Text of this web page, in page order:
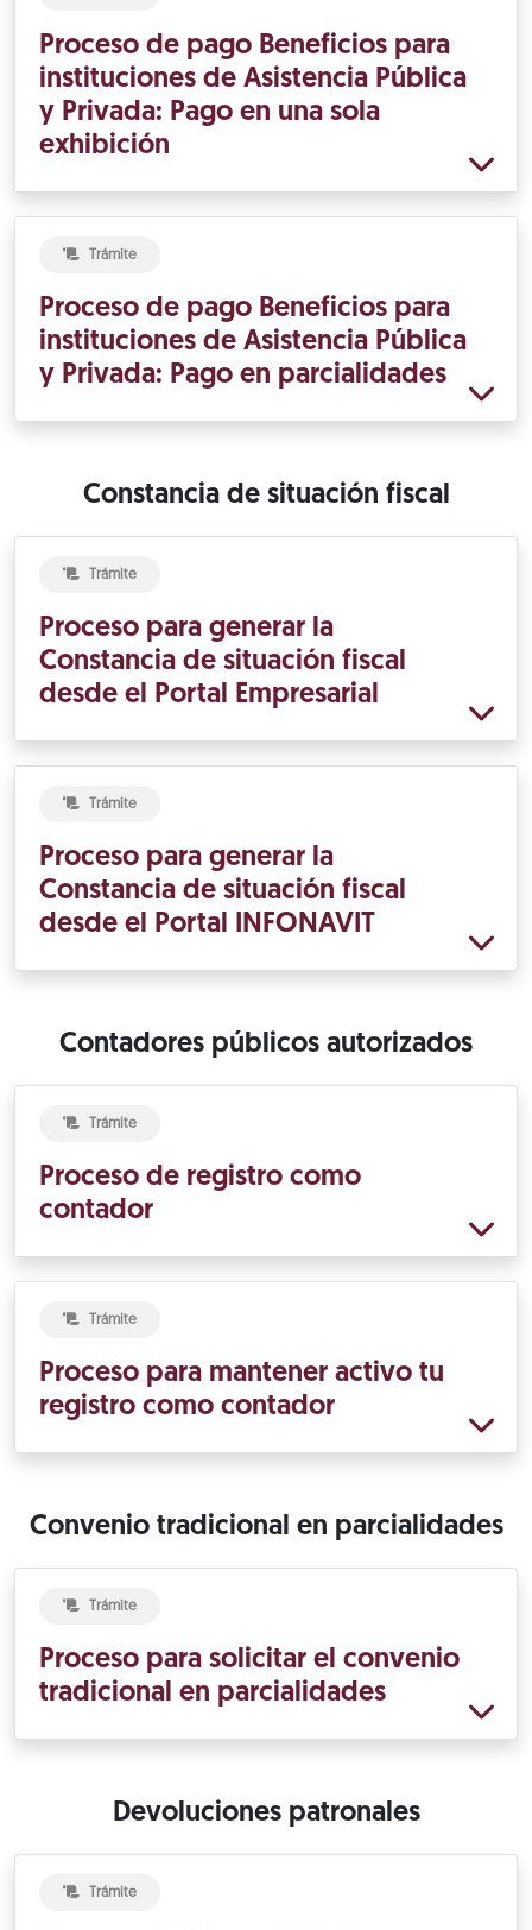
Proceso de pago Beneficios para
instituciones de Asistencia Pública
y Privada: Pago en una sola
exhibición
Trámite
Proceso de pago Beneficios para
instituciones de Asistencia Pública
y Privada: Pago en parcialidades
Constancia de situación fiscal
Trámite
Proceso para generar la
Constancia de situación fiscal
desde el Portal Empresarial
Trámite
Proceso para generar la
Constancia de situación fiscal
desde el Portal INFONAVIT
Contadores públicos autorizados
Trámite
Proceso de registro como
contador
Trámite
Proceso para mantener activo tu
registro como contador
Convenio tradicional en parcialidades
Trámite
Proceso para solicitar el convenio
tradicional en parcialidades
Devoluciones patronales
Trámite